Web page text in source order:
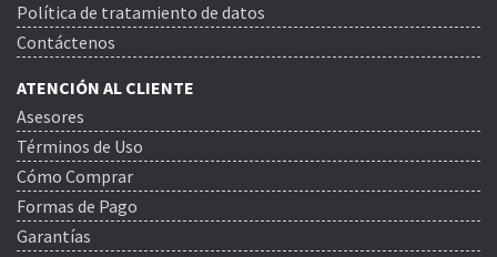
Política de tratamiento de datos
Contáctenos
ATENCIÓN AL CLIENTE
Asesores
Términos de Uso
Cómo Comprar
Formas de Pago
Garantías